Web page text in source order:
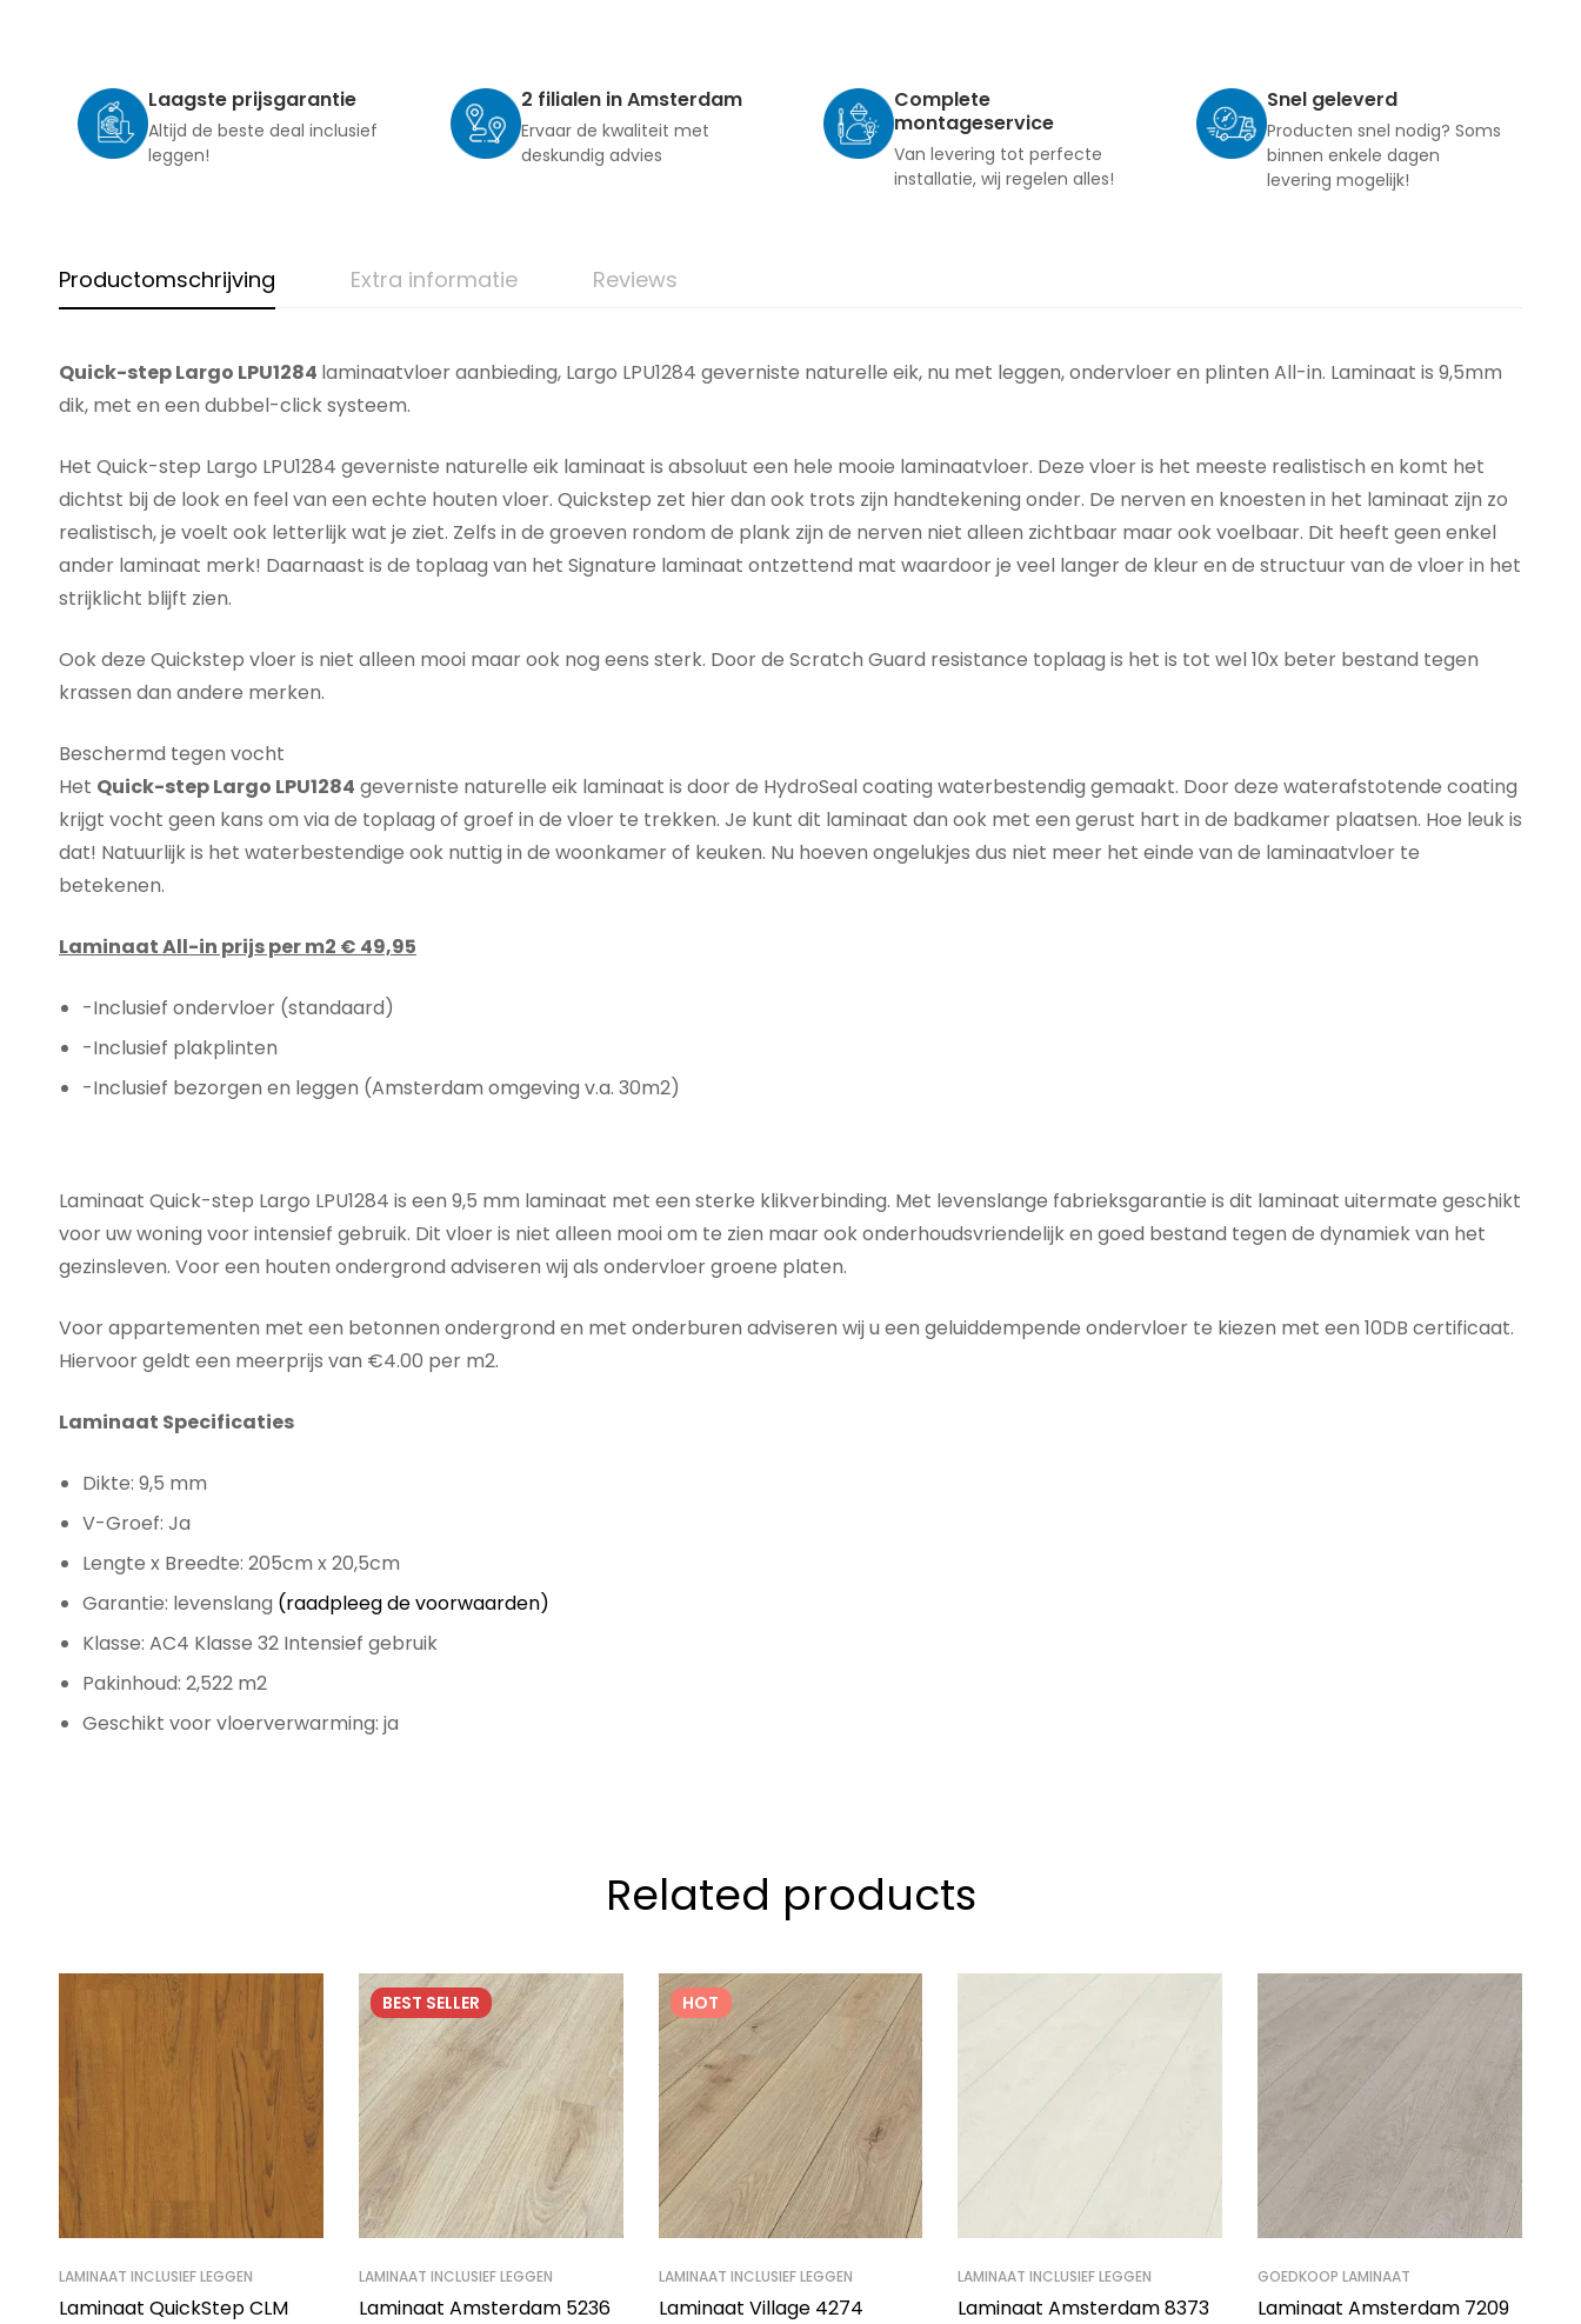
Laagste prijsgarantie
Altijd de beste deal inclusief
leggen!
2 filialen in Amsterdam
Ervaar de kwaliteit met
deskundig advies
Complete
montageservice
Van levering tot perfecte
installatie, wij regelen alles!
Snel geleverd
Producten snel nodig? Soms
binnen enkele dagen
levering mogelijk!
Productomschrijving Extra informatie Reviews
Quick-step Largo LPU1284 laminaatvloer aanbieding, Largo LPU1284 geverniste naturelle eik, nu met leggen, ondervloer en plinten All-in. Laminaat is 9,5mm
dik, met en een dubbel-click systeem.
Het Quick-step Largo LPU1284 geverniste naturelle eik laminaat is absoluut een hele mooie laminaatvloer. Deze vloer is het meeste realistisch en komt het
dichtst bij de look en feel van een echte houten vloer. Quickstep zet hier dan ook trots zijn handtekening onder. De nerven en knoesten in het laminaat zijn zo
realistisch, je voelt ook letterlijk wat je ziet. Zelfs in de groeven rondom de plank zijn de nerven niet alleen zichtbaar maar ook voelbaar. Dit heeft geen enkel
ander laminaat merk! Daarnaast is de toplaag van het Signature laminaat ontzettend mat waardoor je veel langer de kleur en de structuur van de vloer in het
strijklicht blijft zien.
Ook deze Quickstep vloer is niet alleen mooi maar ook nog eens sterk. Door de Scratch Guard resistance toplaag is het is tot wel 10x beter bestand tegen
krassen dan andere merken.
Beschermd tegen vocht
Het Quick-step Largo LPU1284 geverniste naturelle eik laminaat is door de HydroSeal coating waterbestendig gemaakt. Door deze waterafstotende coating
krijgt vocht geen kans om via de toplaag of groef in de vloer te trekken. Je kunt dit laminaat dan ook met een gerust hart in de badkamer plaatsen. Hoe leuk is
dat! Natuurlijk is het waterbestendige ook nuttig in de woonkamer of keuken. Nu hoeven ongelukjes dus niet meer het einde van de laminaatvloer te
betekenen.
Laminaat All-in prijs per m2 € 49,95
-Inclusief ondervloer (standaard)
-Inclusief plakplinten
-Inclusief bezorgen en leggen (Amsterdam omgeving v.a. 30m2)
Laminaat Quick-step Largo LPU1284 is een 9,5 mm laminaat met een sterke klikverbinding. Met levenslange fabrieksgarantie is dit laminaat uitermate geschikt
voor uw woning voor intensief gebruik. Dit vloer is niet alleen mooi om te zien maar ook onderhoudsvriendelijk en goed bestand tegen de dynamiek van het
gezinsleven. Voor een houten ondergrond adviseren wij als ondervloer groene platen.
Voor appartementen met een betonnen ondergrond en met onderburen adviseren wij u een geluiddempende ondervloer te kiezen met een 10DB certificaat.
Hiervoor geldt een meerprijs van €4.00 per m2.
Laminaat Specificaties
Dikte: 9,5 mm
V-Groef: Ja
Lengte x Breedte: 205cm x 20,5cm
Garantie: levenslang (raadpleeg de voorwaarden)
Klasse: AC4 Klasse 32 Intensief gebruik
Pakinhoud: 2,522 m2
Geschikt voor vloerverwarming: ja
Related products
LAMINAAT INCLUSIEF LEGGEN
Laminaat QuickStep CLM
BEST SELLER
LAMINAAT INCLUSIEF LEGGEN
Laminaat Amsterdam 5236
HOT
LAMINAAT INCLUSIEF LEGGEN
Laminaat Village 4274
LAMINAAT INCLUSIEF LEGGEN
Laminaat Amsterdam 8373
GOEDKOOP LAMINAAT
Laminaat Amsterdam 7209